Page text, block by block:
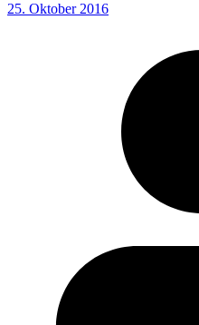
25. Oktober 2016